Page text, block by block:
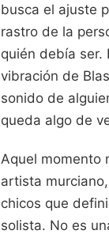
busca el ajuste
rastro de la
quién debía ser.
vibración de
sonido de
queda algo de
Aquel momento
artista
chicos que
solista. No es